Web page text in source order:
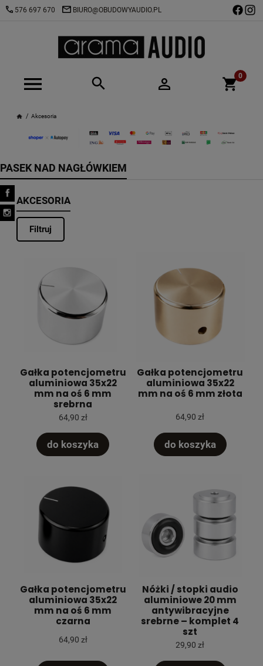
576 697 670 BIURO@OBUDOWYAUDIO.PL
Akcesoria
PASEK NAD NAGŁÓWKIEM
AKCESORIA
Filtruj
Gałka potencjometru
aluminiowa 35x22
mm na oś 6 mm
srebrna
64,90 zł
do koszyka
Gałka potencjometru
aluminiowa 35x22
mm na oś 6 mm złota
64,90 zł
do koszyka
Gałka potencjometru
aluminiowa 35x22
mm na oś 6 mm
czarna
64,90 zł
Nóżki / stopki audio
aluminiowe 20 mm
antywibracyjne
srebrne – komplet 4
szt
29,90 zł